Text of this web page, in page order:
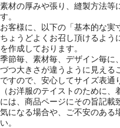
素材の厚みや張り、縫製方法等
す。
お客様に、以下の「基本的な実
ちょうどよくお召し頂けるよう
を作成しております。
季節毎、素材毎、デザイン毎に
づつ大きさが違うように見える
ですので、安心してサイズ表通
（お洋服のテイストのために
には、商品ページにその旨記載
気になる場合や、ご不安のある
い。